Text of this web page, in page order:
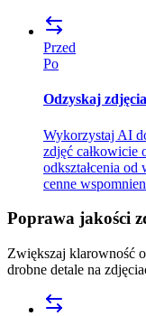
Przed
Po
Odzyskaj
Wykorzystaj AI
zdjęć całkowicie
odkształcenia
cenne
Poprawa jakości
Zwiększaj klarowność
drobne detale na